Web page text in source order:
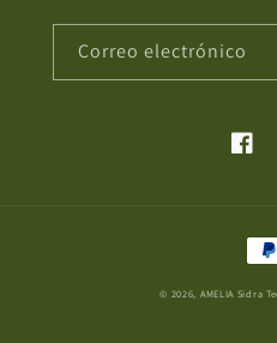
Correo electrónico
de
© 2026, AMELIA Sidra